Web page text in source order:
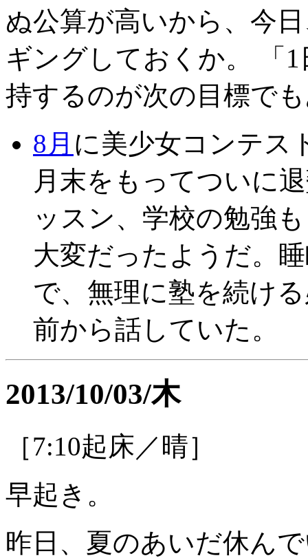
ぬ公算が高いから、今
ギングしておくか。 「
持するのが次の目標で
8月 に美少女コンテス
月末をもってついに
ッスン、学校の勉強
大変だったようだ。
で、無理に塾を続け
前から話していた。
2013/10/03/木
［7:10起床／晴］
早起き。
昨日、夏のあいだ休ん